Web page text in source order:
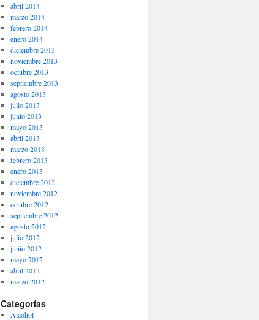
abril 2014
marzo 2014
febrero 2014
enero 2014
diciembre 2013
noviembre 2013
octubre 2013
septiembre 2013
agosto 2013
julio 2013
junio 2013
mayo 2013
abril 2013
marzo 2013
febrero 2013
enero 2013
diciembre 2012
noviembre 2012
octubre 2012
septiembre 2012
agosto 2012
julio 2012
junio 2012
mayo 2012
abril 2012
marzo 2012
Categorías
Alcohol